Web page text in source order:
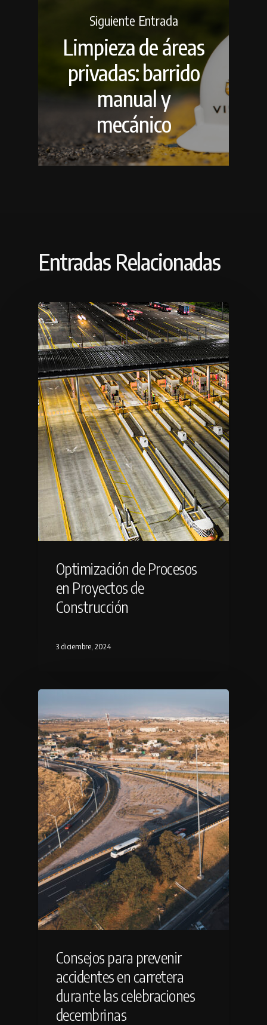
Siguiente Entrada
Limpieza de áreas
privadas: barrido
manual y
mecánico
Entradas Relacionadas
Optimización de Procesos
en Proyectos de
Construcción
3 diciembre, 2024
Consejos para prevenir
accidentes en carretera
durante las celebraciones
decembrinas